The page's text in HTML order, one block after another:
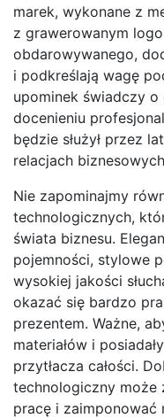
marek, wykonane z
z grawerowanym
obdarowywanego,
i podkreślają wagę
upominek świadczy o
docenieniu
będzie służył przez
relacjach
Nie zapominajmy
technologicznych,
świata biznesu.
pojemności, stylowe
wysokiej jakości
okazać się bardzo
prezentem. Ważne,
materiałów i
przytłacza całości.
technologiczny może
pracę i zaimponować